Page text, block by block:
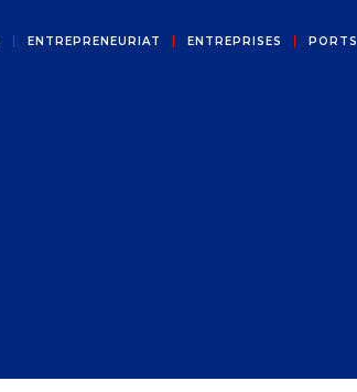
ENTREPRENEURIAT ENTREPRISES PORTS